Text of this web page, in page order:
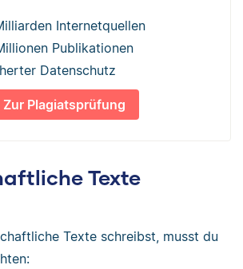
Internetquellen
Publikationen
Datenschutz
Zur Plagiatsprüfung
Texte
Texte schreibst, musst du